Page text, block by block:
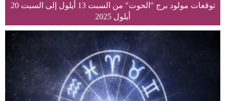
توقعات مولود برج "الحوت" من السبت 13 أيلول إلى السبت 20
أيلول 2025